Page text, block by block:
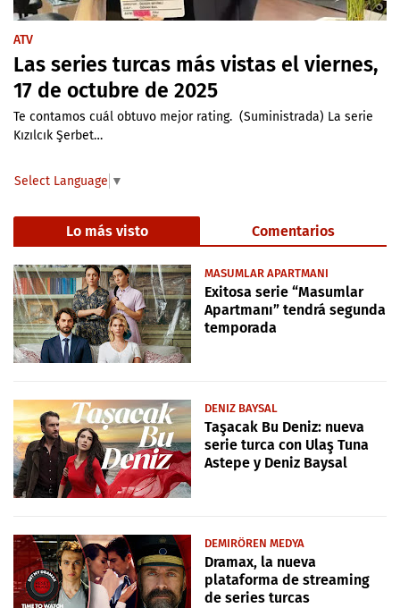
ATV
Las series turcas más vistas el viernes,
17 de octubre de 2025
Te contamos cuál obtuvo mejor rating. (Suministrada) La serie
Kızılcık Şerbet…
Select Language ▼
Lo más visto Comentarios
MASUMLAR APARTMANI
Exitosa serie “Masumlar
Apartmanı” tendrá segunda
temporada
DENIZ BAYSAL
Taşacak Bu Deniz: nueva
serie turca con Ulaş Tuna
Astepe y Deniz Baysal
DEMIRÖREN MEDYA
Dramax, la nueva
plataforma de streaming
de series turcas